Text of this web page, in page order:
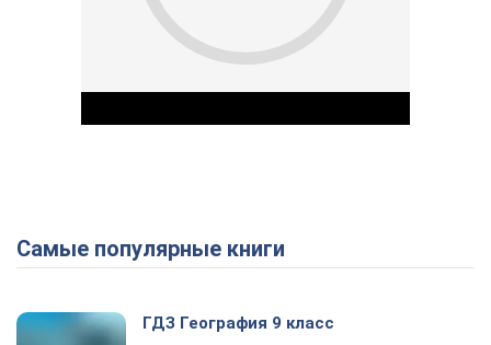
Play Video
Самые популярные книги
ГДЗ География 9 класс